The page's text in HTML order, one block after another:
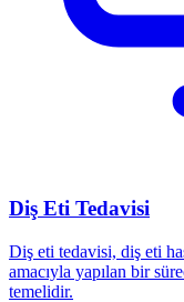
Diş Eti Tedavisi
Diş eti tedavisi, diş eti
amacıyla yapılan bir
temelidir.